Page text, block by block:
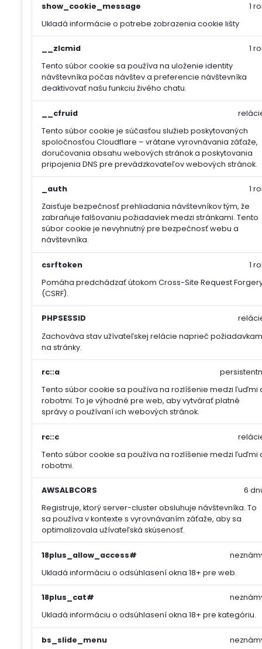
show_cookie_message
Ukladá informácie o potrebe zobrazenia cookie lišty
1
__zlcmid
Tento súbor cookie sa používa na uloženie identity
návštevníka počas návštev a preferencie návštevníka
deaktivovať našu funkciu živého chatu.
1
__cfruid
Tento súbor cookie je súčasťou služieb poskytovaných
spoločnosťou Cloudflare – vrátane vyrovnávania záťaže,
doručovania obsahu webových stránok a poskytovania
pripojenia DNS pre prevádzkovateľov webových stránok.
_auth
Zaisťuje bezpečnosť prehliadania návštevníkov tým, že
zabraňuje falšovaniu požiadaviek medzi stránkami. Tento
súbor cookie je nevyhnutný pre bezpečnosť webu a
návštevníka.
1
csrftoken
Pomáha predchádzať útokom Cross-Site Request
(CSRF).
1
PHPSESSID
Zachováva stav užívateľskej relácie naprieč
na stránky.
rc::a
Tento súbor cookie sa používa na rozlíšenie medzi ľuďmi
robotmi. To je výhodné pre web, aby vytvárať platné
správy o používaní ich webových stránok.
rc::c
Tento súbor cookie sa používa na rozlíšenie medzi ľuďmi
robotmi.
AWSALBCORS
Registruje, ktorý server-cluster obsluhuje návštevníka. To
sa používa v kontexte s vyrovnávaním záťaže, aby sa
optimalizovala užívateľská skúsenosť.
6
18plus_allow_access#
Ukladá informáciu o odsúhlasení okna 18+ pre web.
18plus_cat#
Ukladá informáciu o odsúhlasení okna 18+ pre kategóriu.
bs_slide_menu